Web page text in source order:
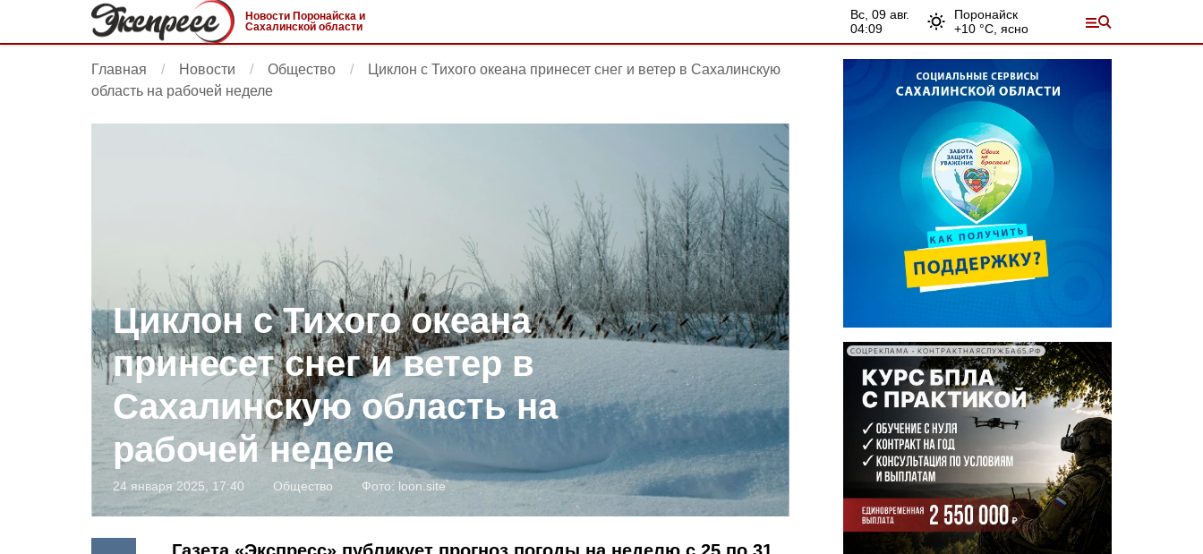
Новости Поронайска и
Сахалинской области
вс, 09 авг.
04:09
Поронайск
+10 °С, ясно
Главная Новости Общество
Циклон с Тихого океана принесет снег и ветер в Сахалинскую
область на рабочей неделе
Циклон с Тихого океана
принесет снег и ветер в
Сахалинскую область на
рабочей неделе
24 января 2025, 17:40 Общество Фото: loon.site
СОЦРЕКЛАМА • КОНТРАКТНАЯСЛУЖБА65.РФ